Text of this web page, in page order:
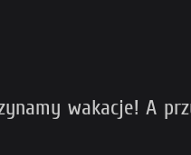
wakacje! A